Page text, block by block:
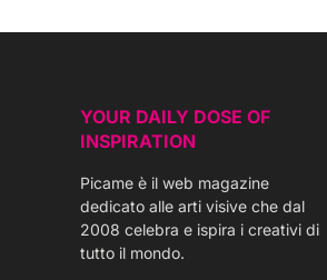
YOUR DAILY DOSE OF
INSPIRATION
Picame è il web magazine
dedicato alle arti visive che dal
2008 celebra e ispira i creativi di
tutto il mondo.